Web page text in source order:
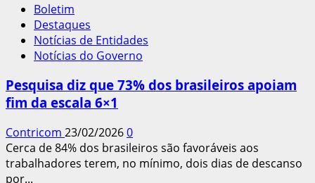
reforçará
combate
à
6×1
Boletim
Destaques
Notícias de Entidades
Notícias do Governo
Pesquisa diz que 73% dos brasileiros apoiam
fim da escala 6×1
Contricom 23/02/20260
Cerca de 84% dos brasileiros são favoráveis aos
trabalhadores terem, no mínimo, dois dias de descanso
por...